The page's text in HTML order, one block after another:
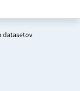
datasetov